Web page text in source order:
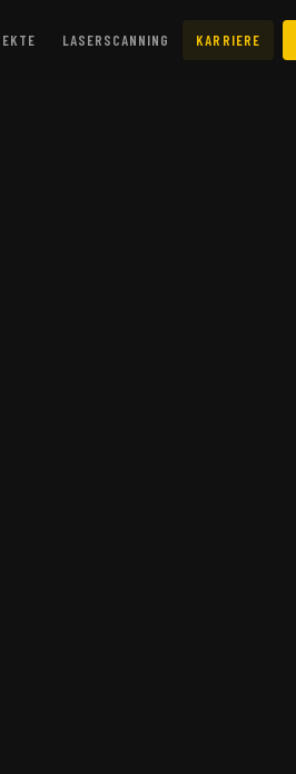
LASERSCANNING KARRIERE